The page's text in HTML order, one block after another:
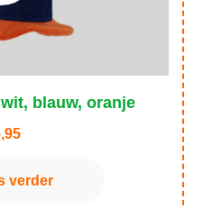
blauw, oranje
verder